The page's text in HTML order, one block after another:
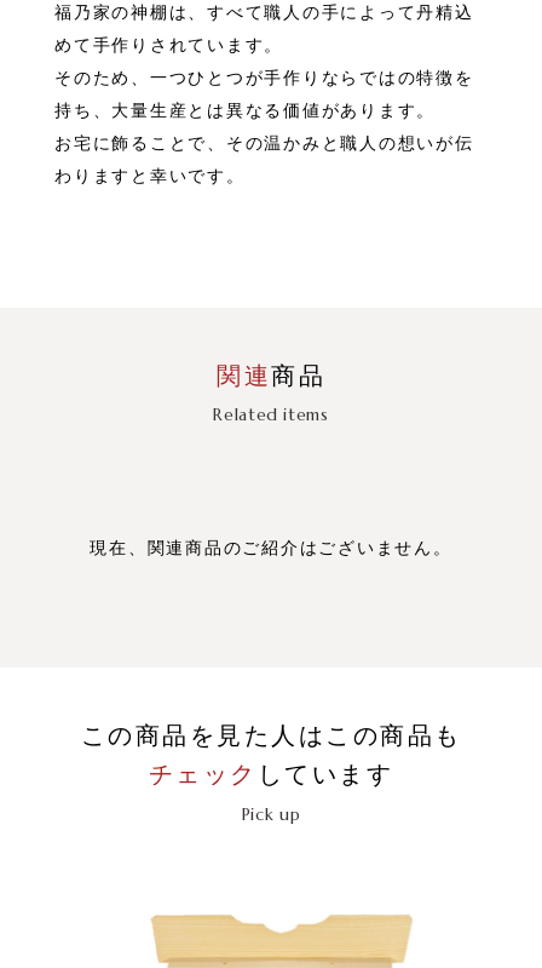
福乃家の神棚は、すべて職人の手によって丹精込
めて手作りされています。
そのため、一つひとつが手作りならではの特徴を
持ち、大量生産とは異なる価値があります。
お宅に飾ることで、その温かみと職人の想いが伝
わりますと幸いです。
関連商品
Related items
現在、関連商品のご紹介はございません。
この商品を見た人はこの商品も
チェック しています
Pick up